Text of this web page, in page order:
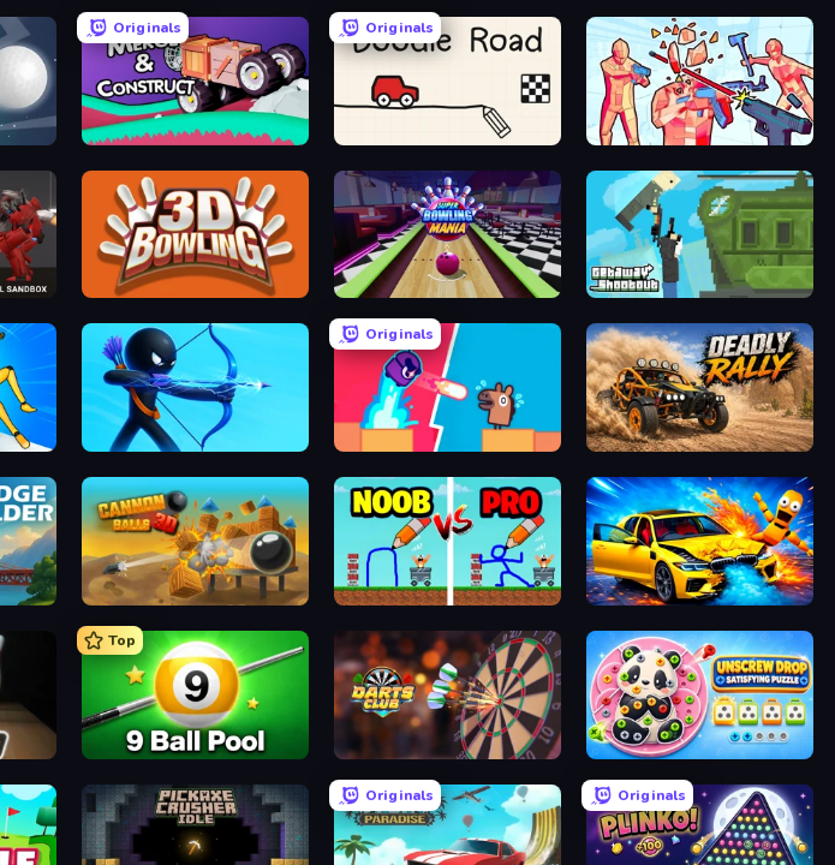
Originals
Merge & Construct
Originals
Time Shooter 2
3D Bowling Super Bowling Mania Getaway Shootout
Playground Man! Ragdoll Show! Archers Random
Originals
Boom Slingers ReBoom Deadly Rally
Cannon Balls 3D DOP Noob: Draw to Save BMG: Ragdoll Playground
Top
9 Ball Pool Online Multiplayer Darts Club Unscrew Drop: Satisfying Puzzle
Originals Originals